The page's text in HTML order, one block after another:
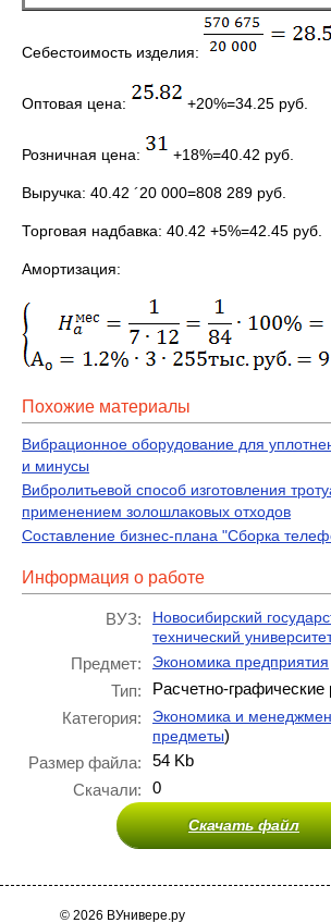
Себестоимость изделия:
Оптовая цена: +20%=34.25 руб.
Розничная цена: +18%=40.42 руб.
Выручка: 40.42 ´20 000=808 289 руб.
Торговая надбавка: 40.42 +5%=42.45 руб.
Амортизация:
Похожие материалы
Вибрационное оборудование для
и минусы
Вибролитьевой способ изготовления
применением золошлаковых отходов
Составление бизнес-плана "Сборка
Информация о работе
ВУЗ:
Новосибирский
технический
Предмет: Экономика предприятия
Тип:
Расчетно-графические
Категория:
Экономика и
предметы)
Размер файла:
54 Kb
Скачали:
0
Скачать файл
© 2026 ВУнивере.ру